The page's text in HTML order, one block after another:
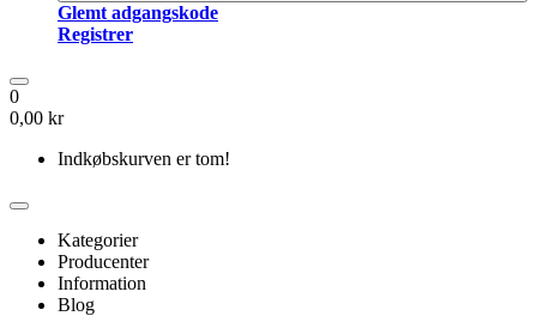
Glemt adgangskode
Registrer
0
0,00 kr
Indkøbskurven er tom!
Kategorier
Producenter
Information
Blog